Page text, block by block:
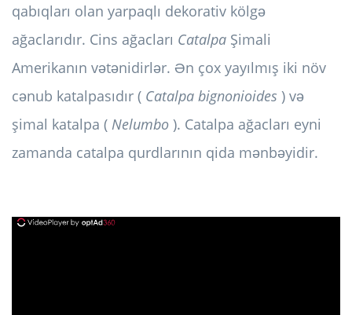
qabıqları olan yarpaqlı dekorativ kölgə
ağaclarıdır. Cins ağacları Catalpa Şimali
Amerikanın vətənidirlər. Ən çox yayılmış iki növ
cənub katalpasıdır ( Catalpa bignonioides ) və
şimal katalpa ( Nelumbo ). Catalpa ağacları eyni
zamanda catalpa qurdlarının qida mənbəyidir.